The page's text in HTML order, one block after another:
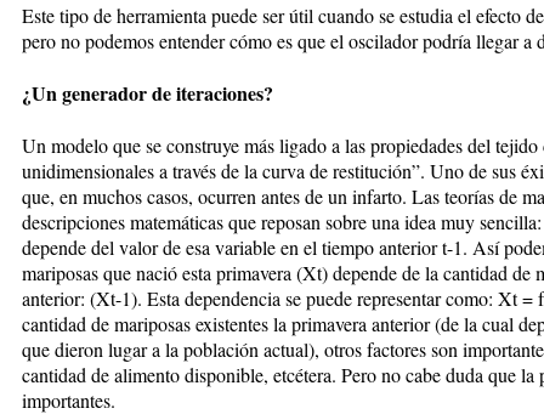
Este tipo de herramienta puede ser útil cuando se estudia el efecto
pero no podemos entender cómo es que el oscilador podría llegar a
¿Un generador de iteraciones?
Un modelo que se construye más ligado a las propiedades del tejido
unidimensionales a través de la curva de restitución”. Uno de sus
que, en muchos casos, ocurren antes de un infarto. Las teorías de
descripciones matemáticas que reposan sobre una idea muy
depende del valor de esa variable en el tiempo anterior t-1. Así
mariposas que nació esta primavera (Xt) depende de la cantidad de
anterior: (Xt-1). Esta dependencia se puede representar como: Xt
cantidad de mariposas existentes la primavera anterior (de la cual
que dieron lugar a la población actual), otros factores son
cantidad de alimento disponible, etcétera. Pero no cabe duda que
importantes.